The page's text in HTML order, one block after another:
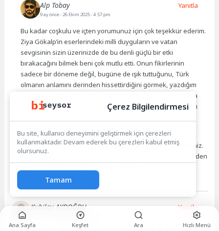
Alp Tobay
9 ay önce- 26 Ekim 2025 - 4:57 pm
Bu kadar coşkulu ve içten yorumunuz için çok teşekkür ederim.
Ziya Gökalp’in eserlerindeki milli duyguların ve vatan
sevgisinin sizin üzerinizde de bu denli güçlü bir etki
bırakacağını bilmek beni çok mutlu etti. Onun fikirlerinin
sadece bir döneme değil, bugüne de ışık tuttuğunu, Türk
olmanın anlamını derinden hissettirdiğini görmek, yazdığım
yazının amacına ulaştığını gösteriyor. Gerçekten de zamana
meydan okuyan bu dizeleri okurken muhteşem bir deneyim
Umarım bu keşif yolculuğunuzda keyifli anlar yaşar, Türk
kimliğinin ve vatan sevgisinin o eşsiz derinliğini hissedersiniz.
Değerli yorumunuz için bir kez daha teşekkür eder, profilimden
Yanıtla
Kubilay AYDOĞDU
- 26 Ekim 2025 - 2:51 pm
Yanıtla
Ana Sayfa Keşfet Ara Hızlı Menü
Çerez Bilgilendirmesi
Bu site, kullanıcı deneyimini geliştirmek için çerezleri
kullanmaktadır. Devam ederek bu çerezleri kabul etmiş
olursunuz.
Tamam